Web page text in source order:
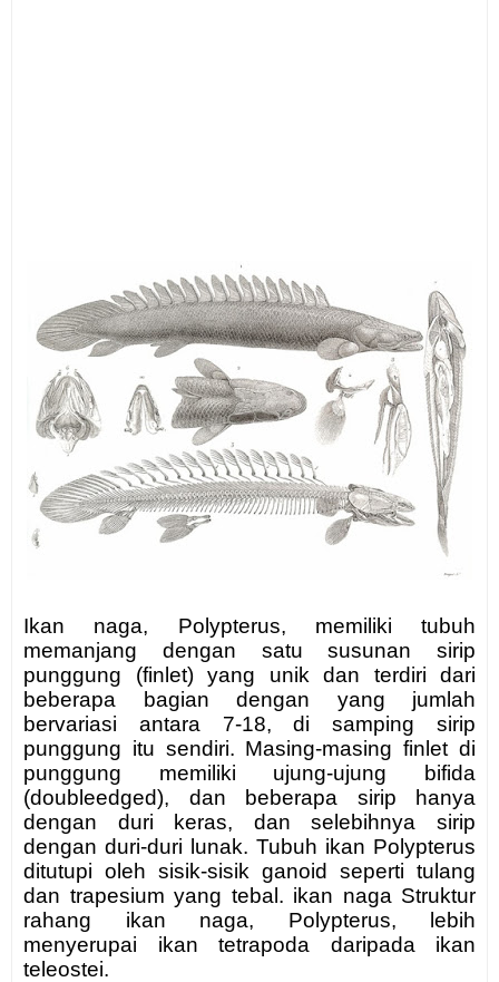
Ikan naga, Polypterus, memiliki tubuh
memanjang dengan satu susunan sirip
punggung (finlet) yang unik dan terdiri dari
beberapa bagian dengan yang jumlah
bervariasi antara 7-18, di samping sirip
punggung itu sendiri. Masing-masing finlet di
punggung memiliki ujung-ujung bifida
(doubleedged), dan beberapa sirip hanya
dengan duri keras, dan selebihnya sirip
dengan duri-duri lunak. Tubuh ikan Polypterus
ditutupi oleh sisik-sisik ganoid seperti tulang
dan trapesium yang tebal. ikan naga Struktur
rahang ikan naga, Polypterus, lebih
menyerupai ikan tetrapoda daripada ikan
teleostei.